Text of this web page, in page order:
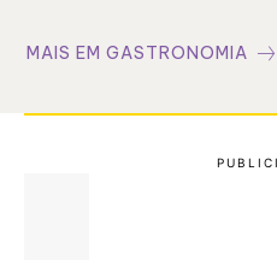
MAIS EM GASTRONOMIA